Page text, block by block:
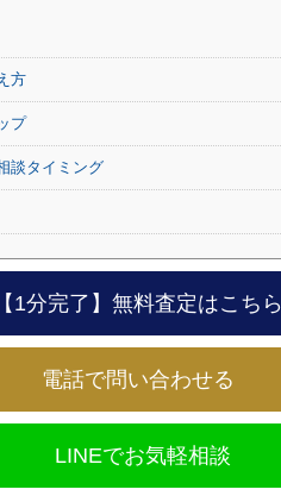
方
プ
談タイミング
【1分完了】無料査定はこちら
電話で問い合わせる
LINEでお気軽相談